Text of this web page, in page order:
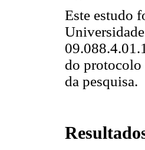
Este estudo
do protocolo
da pesquisa.